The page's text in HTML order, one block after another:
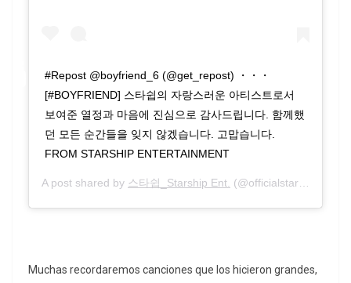
#Repost @boyfriend_6 (@get_repost) ・・・
[#BOYFRIEND] 스타쉽의 자랑스러운 아티스트로서
보여준 열정과 마음에 진심으로 감사드립니다. 함께했
던 모든 순간들을 잊지 않겠습니다. 고맙습니다.
FROM STARSHIP ENTERTAINMENT
A post shared by 스타쉽_Starship Ent. (@officialstarship) on
Muchas recordaremos canciones que los hicieron grandes,